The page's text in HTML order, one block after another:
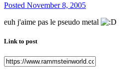
Posted November 8, 2005
euh j'aime pas le pseudo metal
Link to post